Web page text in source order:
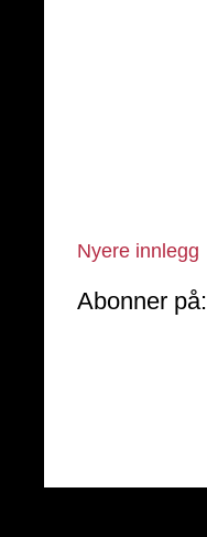
Nyere innlegg
Abonner på: